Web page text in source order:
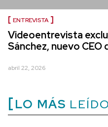
ENTREVISTA
Videoentrevista
Sánchez, nuevo CEO
abril 22, 2026
LO MÁS LEÍDO